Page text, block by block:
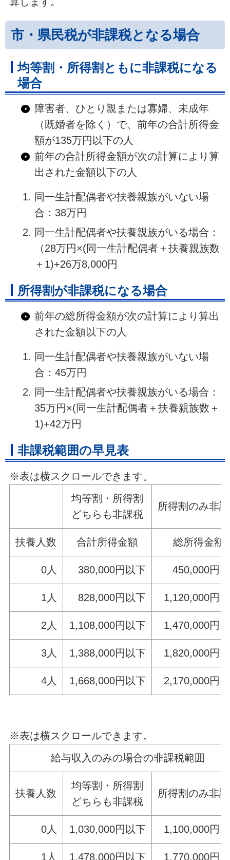
市・県民税が非課税となる場合
均等割・所得割ともに非課税になる
場合
障害者、ひとり親または寡婦、未成年
（既婚者を除く）で、前年の合計所得金
額が135万円以下の人
前年の合計所得金額が次の計算により算
出された金額以下の人
同一生計配偶者や扶養親族がいない場
合：38万円
同一生計配偶者や扶養親族がいる場合：
（28万円×(同一生計配偶者＋扶養親族数
＋1)+26万8,000円
所得割が非課税になる場合
前年の総所得金額が次の計算により算出
された金額以下の人
同一生計配偶者や扶養親族がいない場
合：45万円
同一生計配偶者や扶養親族がいる場合：
35万円×(同一生計配偶者＋扶養親族数＋
1)+42万円
非課税範囲の早見表
※表は横スクロールできます。
均等割・所得割
どちらも非課税
所得割のみ非
扶養人数 合計所得金額 総所得金額
0人 380,000円以下 450,000円
1人 828,000円以下 1,120,000円
2人 1,108,000円以下 1,470,000円
3人 1,388,000円以下 1,820,000円
4人 1,668,000円以下 2,170,000円
※表は横スクロールできます。
給与収入のみの場合の非課税範囲
扶養人数
均等割・所得割
どちらも非課税
所得割のみ非
0人 1,030,000円以下 1,100,000円
1人 1,478,000円以下 1,770,000円